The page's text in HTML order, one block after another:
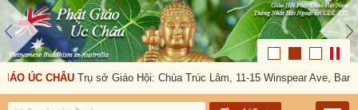
ÚC CHÂU Trụ sở Giáo Hội: Chùa Trúc Lâm, 11-15 Winspear Ave,